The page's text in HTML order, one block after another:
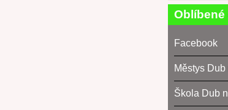
Facebook
Městys
Škola Dub